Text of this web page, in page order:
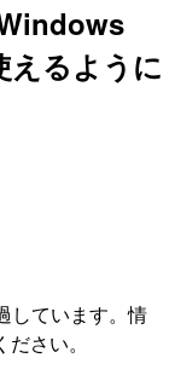
えるように
しています。情
さい。